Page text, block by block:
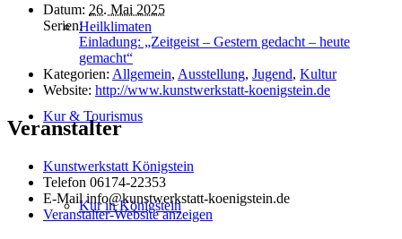
Heilklimaten
Kur & Tourismus
Kur in Königstein
Datum: 26. Mai 2025
Serien:
Einladung: „Zeitgeist – Gestern gedacht – heute
gemacht“
Kategorien: Allgemein, Ausstellung, Jugend, Kultur
Website: http://www.kunstwerkstatt-koenigstein.de
Veranstalter
Kunstwerkstatt Königstein
Telefon 06174-22353
E-Mailinfo@kunstwerkstatt-koenigstein.de
Veranstalter-Website anzeigen